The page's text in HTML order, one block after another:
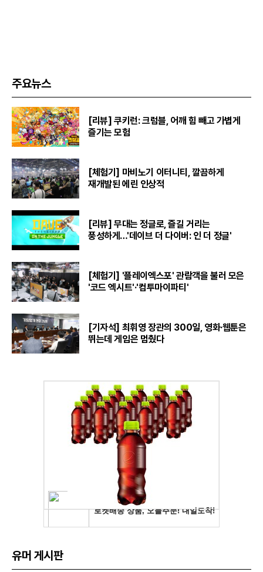
주요뉴스
[리뷰] 쿠키런: 크럼블, 어깨 힘 빼고 가볍게
즐기는 모험
[체험기] 마비노기 이터니티, 깔끔하게
재개발된 에린 인상적
[리뷰] 무대는 정글로, 즐길 거리는
풍성하게…'데이브 더 다이버: 인 더 정글'
[체험기] '플레이엑스포' 관람객을 불러 모은
'코드 엑시트'·'컴투마이파티'
[기자석] 최휘영 장관의 300일, 영화·웹툰은
뛰는데 게임은 멈췄다
유머 게시판